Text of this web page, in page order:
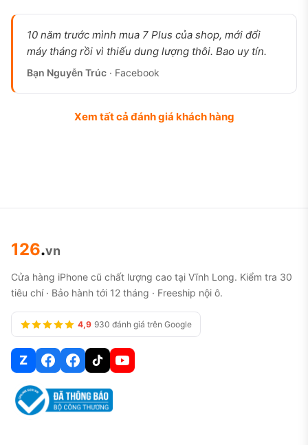
10 năm trước mình mua 7 Plus của shop, mới đổi
máy tháng rồi vì thiếu dung lượng thôi. Bao uy tín.
Bạn Nguyễn Trúc · Facebook
Xem tất cả đánh giá khách hàng
126.vn
Cửa hàng iPhone cũ chất lượng cao tại Vĩnh Long. Kiểm tra 30
tiêu chí · Bảo hành tới 12 tháng · Freeship nội ô.
4,9 930 đánh giá trên Google
Z